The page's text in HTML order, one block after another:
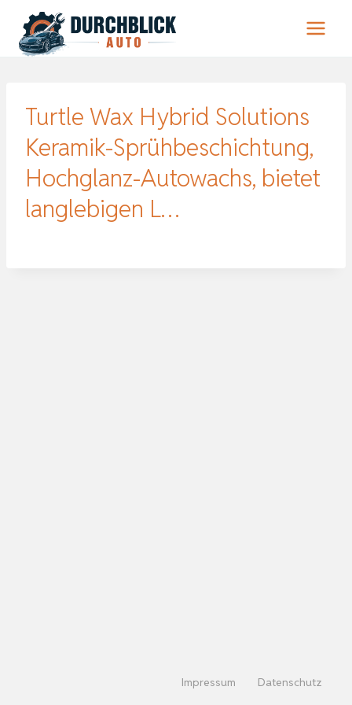
Inhalt
springen
Turtle Wax Hybrid Solutions
Keramik-Sprühbeschichtung,
Hochglanz-Autowachs, bietet
langlebigen L…
Impressum Datenschutz